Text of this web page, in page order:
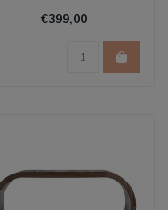
€399,00